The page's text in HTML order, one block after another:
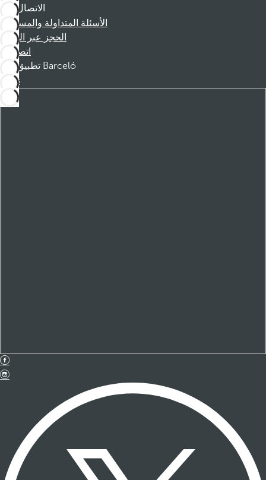
الاتصال
الأسئلة المتداولة والمساعدة
الحجز عبر الهاتف
اتصل بنا
تطبيق Barceló
تنزيل